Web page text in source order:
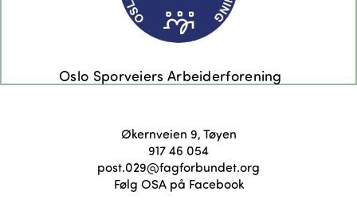
Økernveien 9, Tøyen
917 46 054
post.029@fagforbundet.org
Følg OSA på Facebook